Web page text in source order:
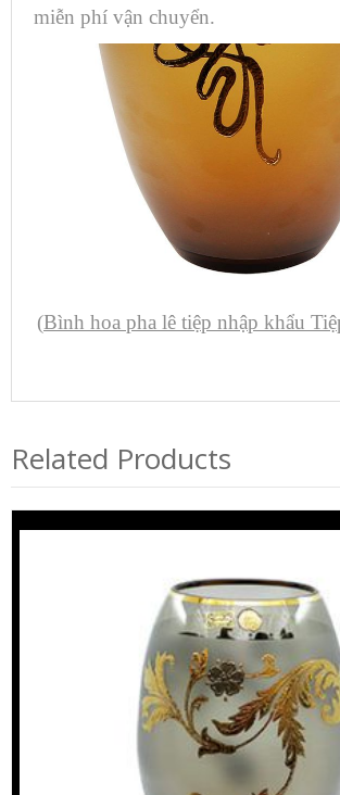
miễn phí vận chuyển.
(Bình hoa pha lê tiệp nhập khẩu
Related Products